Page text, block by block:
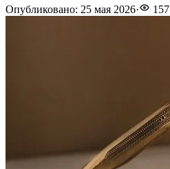
Опубликовано: 25 мая 2026· 157